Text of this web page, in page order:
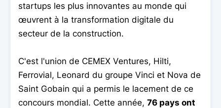
startups les plus innovantes au monde qui
œuvrent à la transformation digitale du
secteur de la construction.
C'est l'union de CEMEX Ventures, Hilti,
Ferrovial, Leonard du groupe Vinci et Nova de
Saint Gobain qui a permis le lacement de ce
concours mondial. Cette année, 76 pays ont